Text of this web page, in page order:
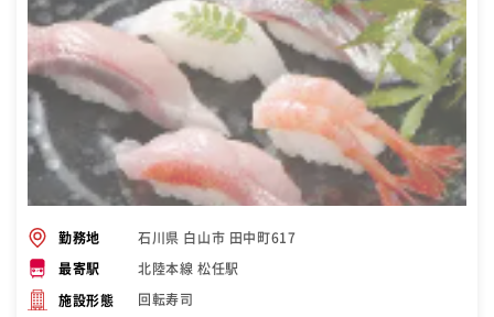
勤務地 石川県 白山市 田中町617
最寄駅 北陸本線 松任駅
施設形態 回転寿司